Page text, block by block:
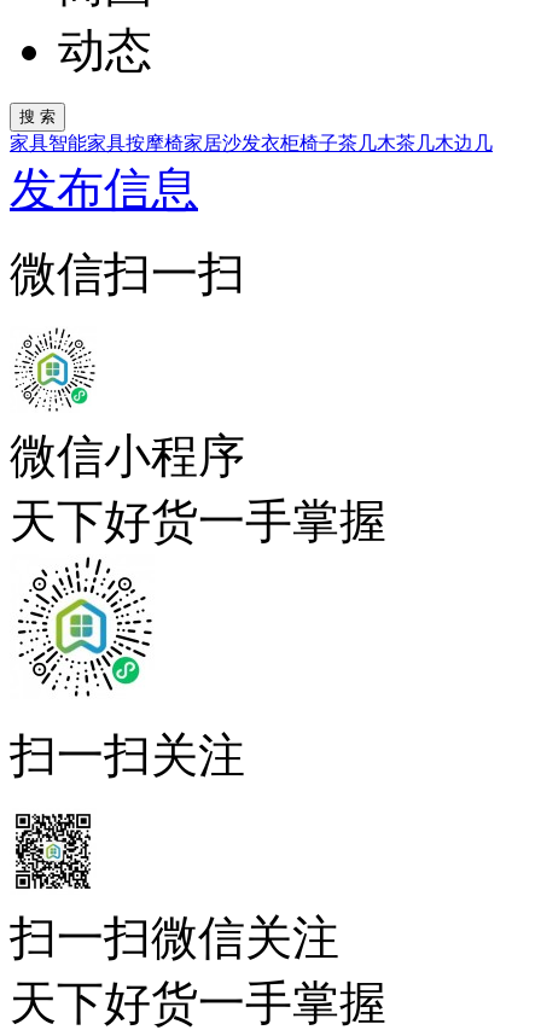
动态
家具智能家具按摩椅家居沙发衣柜椅子茶几木茶几木边几
发布信息
微信扫一扫
微信小程序
天下好货一手掌握
扫一扫关注
扫一扫微信关注
天下好货一手掌握